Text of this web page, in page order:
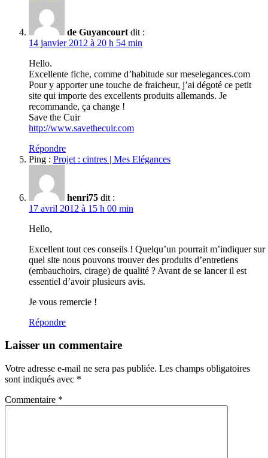
de Guyancourt dit :
14 janvier 2012 à 20 h 54 min
Hello.
Excellente fiche, comme d’habitude sur meselegances.com
Pour y apporter une touche de fraicheur, j’ai dégoté ce petit
site qui importe des excellents produits allemands. Je
recommande, ça change !
Save the Cuir
http://www.savethecuir.com
Répondre
Ping : Projet : cintres | Mes Elégances
henri75 dit :
17 avril 2012 à 15 h 00 min
Hello,
Excellent tout ces conseils ! Quelqu’un pourrait m’indiquer sur
quel site nous pouvons trouver des produits d’entretiens
(embauchoirs, cirage) de qualité ? Avant de se lancer il est
essentiel d’avoir plusieurs avis.
Je vous remercie !
Répondre
Laisser un commentaire
Votre adresse e-mail ne sera pas publiée. Les champs obligatoires
sont indiqués avec *
Commentaire *